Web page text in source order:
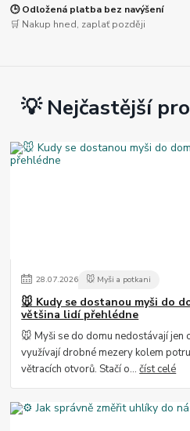
🕒 Odložená platba bez navýšení
🛒 Nakup hned, zaplať později
💡 Nejčastější
28.07.2026 🐭 Myši a potkani
🐭 Kudy se dostanou myši do
většina lidí přehlédne
🐭 Myši se do domu nedostávají jen
využívají drobné mezery kolem
větracích otvorů. Stačí o...číst celé